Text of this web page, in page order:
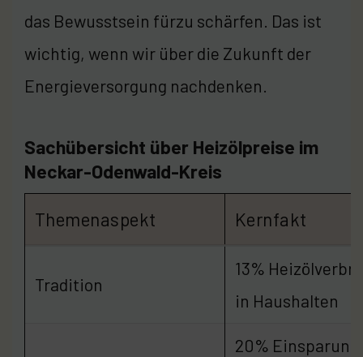
das Bewusstsein fürzu schärfen. Das ist
wichtig, wenn wir über die Zukunft der
Energieversorgung nachdenken.
Sachübersicht über Heizölpreise im
Neckar-Odenwald-Kreis
Themenaspekt Kernfakt
Tradition
13%
in Haushalten
20% Einsparung